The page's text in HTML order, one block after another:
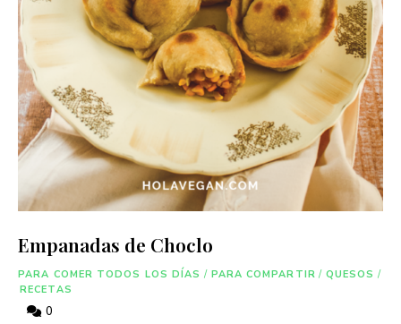
Empanadas de Choclo
PARA COMER TODOS LOS DÍAS / PARA COMPARTIR / QUESOS /
RECETAS
0